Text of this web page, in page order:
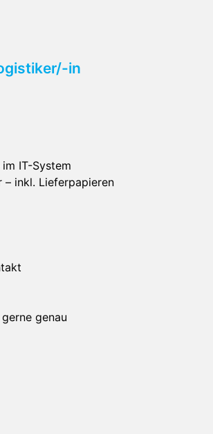
in
IT-System
– inkl. Lieferpapieren
genau